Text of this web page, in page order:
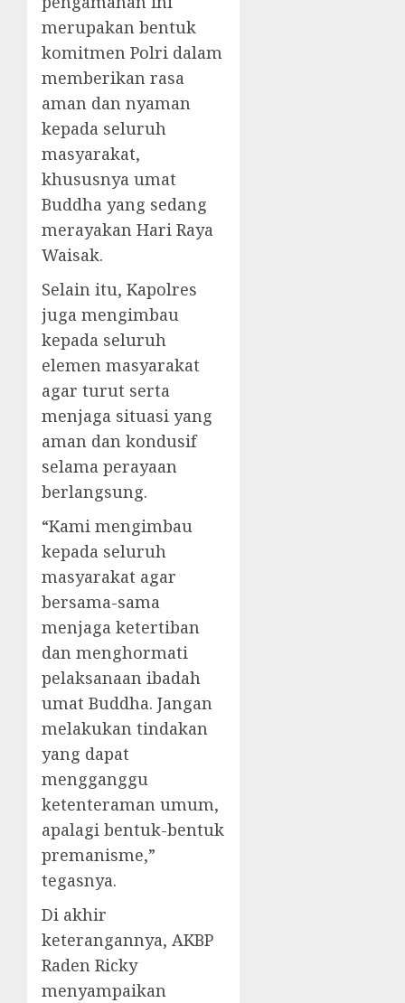
merupakan bentuk
komitmen Polri dalam
memberikan rasa
aman dan nyaman
kepada seluruh
masyarakat,
khususnya umat
Buddha yang sedang
merayakan Hari Raya
Waisak.
Selain itu, Kapolres
juga mengimbau
kepada seluruh
elemen masyarakat
agar turut serta
menjaga situasi yang
aman dan kondusif
selama perayaan
berlangsung.
“Kami mengimbau
kepada seluruh
masyarakat agar
bersama-sama
menjaga ketertiban
dan menghormati
pelaksanaan ibadah
umat Buddha. Jangan
melakukan tindakan
yang dapat
mengganggu
ketenteraman umum,
apalagi bentuk-bentuk
premanisme,”
tegasnya.
Di akhir
keterangannya, AKBP
Raden Ricky
menyampaikan